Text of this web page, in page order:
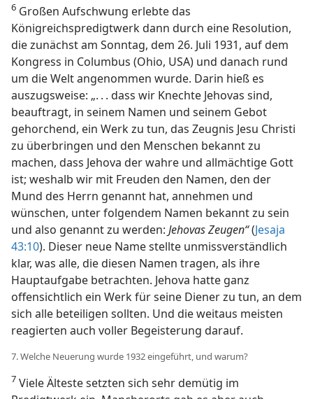
6 Großen Aufschwung erlebte das
Königreichspredigtwerk dann durch eine Resolution,
die zunächst am Sonntag, dem 26. Juli 1931, auf dem
Kongress in Columbus (Ohio, USA) und danach rund
um die Welt angenommen wurde. Darin hieß es
auszugsweise: „. . . dass wir Knechte Jehovas sind,
beauftragt, in seinem Namen und seinem Gebot
gehorchend, ein Werk zu tun, das Zeugnis Jesu Christi
zu überbringen und den Menschen bekannt zu
machen, dass Jehova der wahre und allmächtige Gott
ist; weshalb wir mit Freuden den Namen, den der
Mund des Herrn genannt hat, annehmen und
wünschen, unter folgendem Namen bekannt zu sein
und also genannt zu werden: Jehovas Zeugen“(Jesaja
43:10). Dieser neue Name stellte unmissverständlich
klar, was alle, die diesen Namen tragen, als ihre
Hauptaufgabe betrachten. Jehova hatte ganz
offensichtlich ein Werk für seine Diener zu tun, an dem
sich alle beteiligen sollten. Und die weitaus meisten
reagierten auch voller Begeisterung darauf.
7. Welche Neuerung wurde 1932 eingeführt, und warum?
7 Viele Älteste setzten sich sehr demütig im